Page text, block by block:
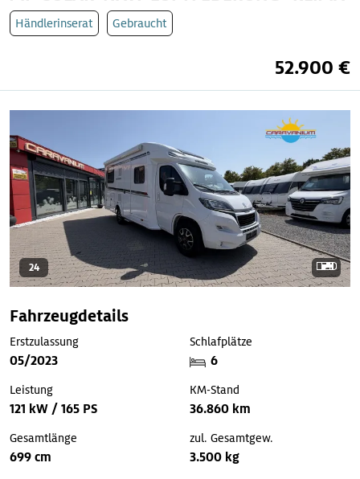
Händlerinserat Gebraucht
52.900 €
24
Fahrzeugdetails
Erstzulassung
05/2023
Schlafplätze
6
Leistung
121 kW / 165 PS
KM-Stand
36.860 km
Gesamtlänge
699 cm
zul. Gesamtgew.
3.500 kg